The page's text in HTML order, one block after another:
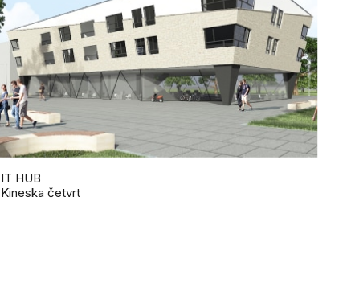
IT HUB
Kineska četvrt